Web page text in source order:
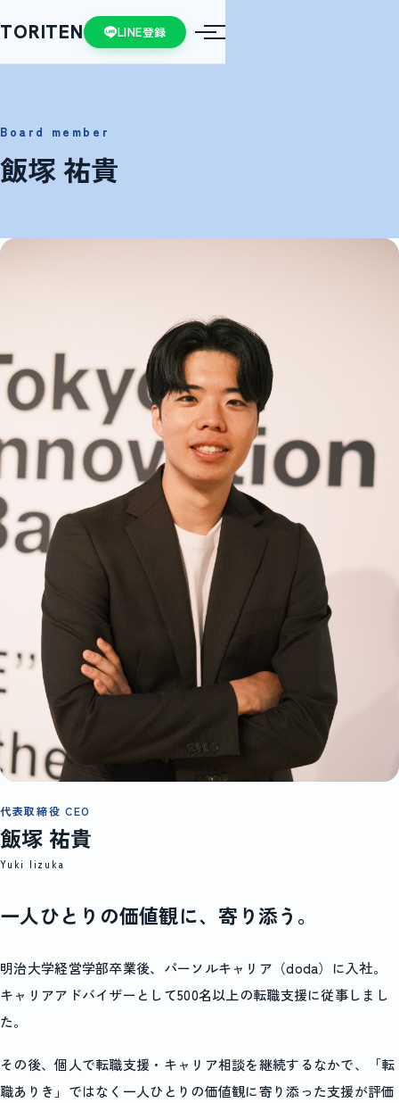
TORITEN LINE登録
board member
飯塚 祐貴
代表取締役 CEO
飯塚 祐貴
Yuki Iizuka
一人ひとりの価値観に、寄り添う。
明治大学経営学部卒業後、パーソルキャリア（doda）に入社。
キャリアアドバイザーとして500名以上の転職支援に従事しまし
た。
その後、個人で転職支援・キャリア相談を継続するなかで、「転
職ありき」ではなく一人ひとりの価値観に寄り添った支援が評価